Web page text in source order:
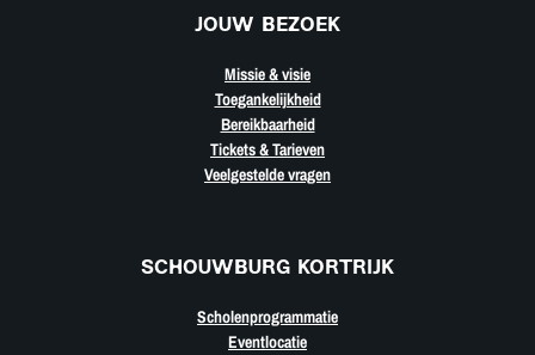
JOUW BEZOEK
Missie & visie
Toegankelijkheid
Bereikbaarheid
Tickets & Tarieven
Veelgestelde vragen
SCHOUWBURG KORTRIJK
Scholenprogrammatie
Eventlocatie